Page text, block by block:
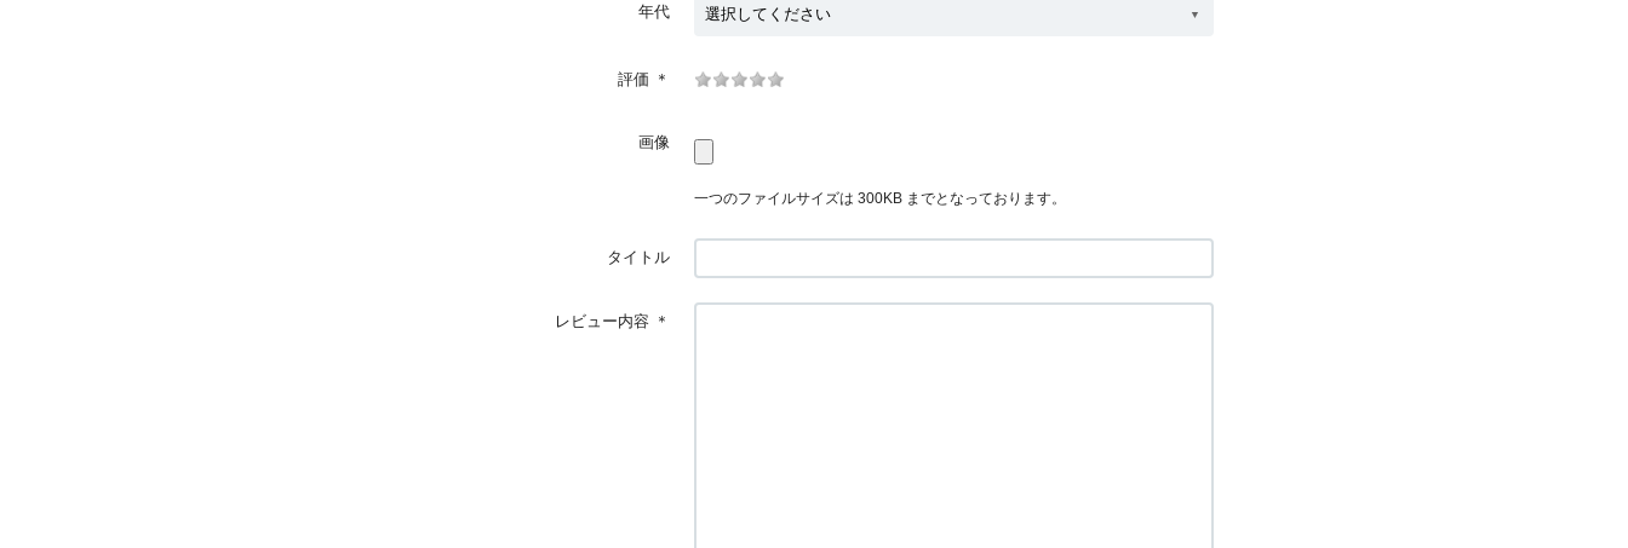
年代
評価 ＊
画像
一つのファイルサイズは 300KB までとなっております。
タイトル
レビュー内容 ＊